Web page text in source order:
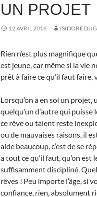
UN PROJET
12 AVRIL 2016 ISIDORE
Rien n’est plus magnifique
est jeune, car même si la vie
prêt à faire ce qu’il faut faire,
Lorsqu’on a en soi un
quelqu’un d’autre qui
ce rêve ou talent reste
ou de mauvaises raisons, il
aide beaucoup, c’est de se
a tout ce qu’il faut, qu’on est
suffisamment discipliné.
rêves ! Peu importe l’âge, si
confiance, rien, absolument